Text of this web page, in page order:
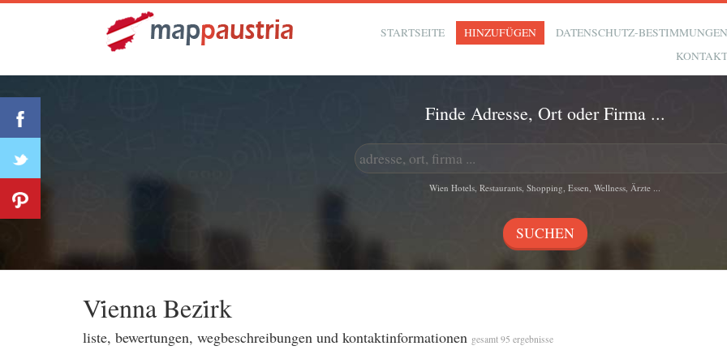
STARTSEITE HINZUFÜGEN
DATENSCHUTZ-
Finde Adresse, Ort oder Firma ...
Wien Hotels, Restaurants, Shopping, Essen, Wellness, Ärzte ...
Vi̇enna Bezi̇rk
liste, bewertungen, wegbeschreibungen und kontaktinformationen gesamt 95 ergebnisse